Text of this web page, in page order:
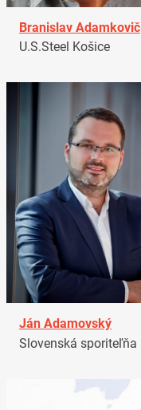
Branislav Adamkovič
U.S.Steel Košice
Ján Adamovský
Slovenská sporiteľňa